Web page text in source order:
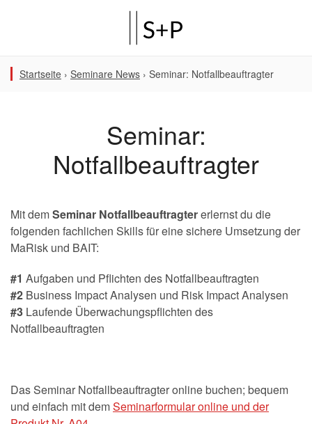
Startseite › Seminare News › Seminar: Notfallbeauftragter
Seminar:
Notfallbeauftragter
Mit demSeminar Notfallbeauftragtererlernst du die
folgenden fachlichen Skills für eine sichere Umsetzung der
MaRisk und BAIT:
#1 Aufgaben und Pflichten des Notfallbeauftragten
#2 Business Impact Analysen und Risk Impact Analysen
#3 Laufende Überwachungspflichten des
Notfallbeauftragten
Das Seminar Notfallbeauftragter online buchen; bequem
und einfach mit demSeminarformular online und der